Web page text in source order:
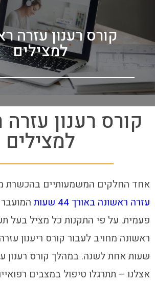
קורס רענון עזרה
למצילים
קורס רענון
למצילים
אחד החלקים המשמעותיים בהכשרת
עזרה ראשונה באורך 44 שעות
פעמית. על פי התקנות כל מציל בעל
שעות אחת לשנה. במהלך קורס רענון
אצלנו – תתרגלו טיפול במצבים